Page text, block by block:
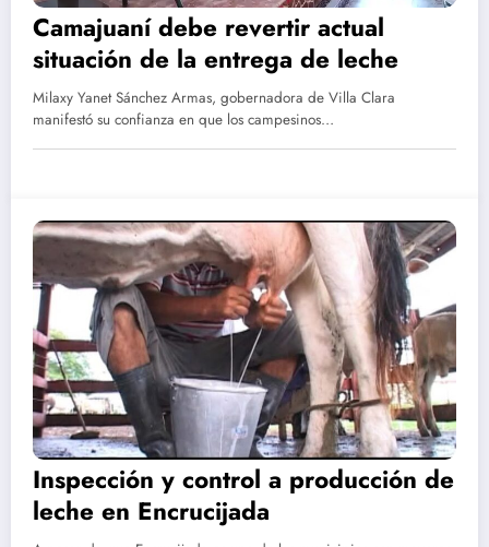
Camajuaní debe revertir actual
situación de la entrega de leche
Milaxy Yanet Sánchez Armas, gobernadora de Villa Clara
manifestó su confianza en que los campesinos…
Inspección y control a producción de
leche en Encrucijada